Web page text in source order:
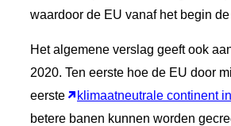
waardoor de EU vanaf het begin
Het algemene verslag geeft ook
2020. Ten eerste hoe de EU door
eerste
klimaatneutrale continent
betere banen kunnen worden